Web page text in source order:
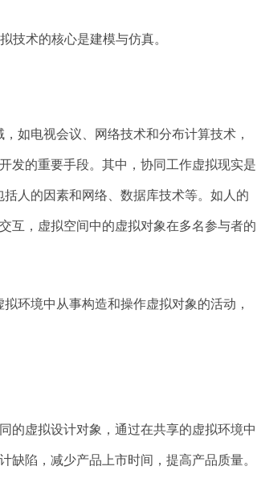
技术的核心是建模与仿真。
如电视会议、网络技术和分布计算技术，
发的重要手段。其中，协同工作虚拟现实是
人的因素和网络、数据库技术等。如人的
互，虚拟空间中的虚拟对象在多名参与者的
环境中从事构造和操作虚拟对象的活动，
的虚拟设计对象，通过在共享的虚拟环境中
缺陷，减少产品上市时间，提高产品质量。